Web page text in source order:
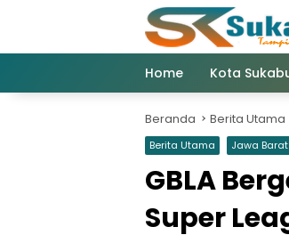
Home Kota
Beranda Berita Utama
Berita Utama Jawa Barat
GBLA
Super